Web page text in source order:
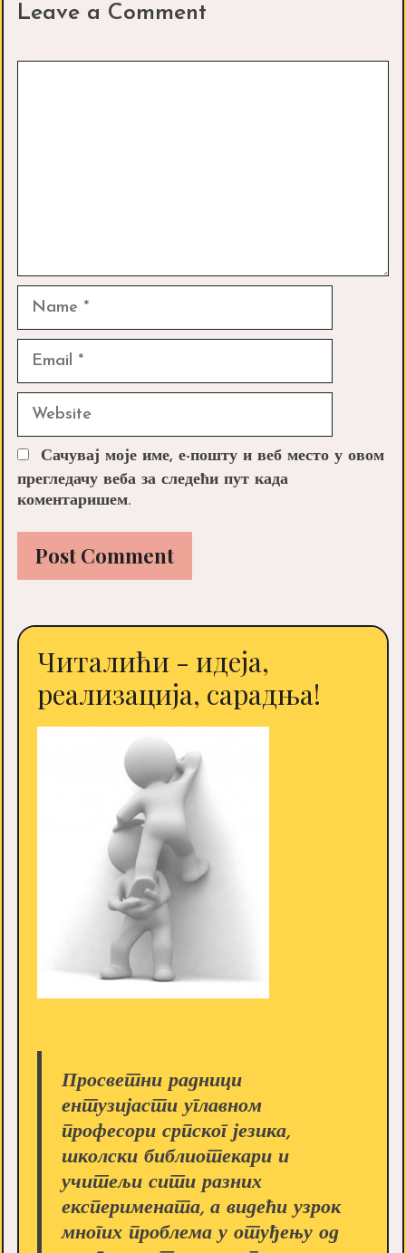
Leave a Comment
Website
Сачувај моје име, е-пошту и веб место у овом
прегледачу веба за следећи пут када
коментаришем.
Читалићи - идеја,
реализација, сарадња!
Просветни радници
ентузијасти углавном
професори српског језика,
школски библиотекари и
учитељи сити разних
експеримената, а видећи узрок
многих проблема у отуђењу од